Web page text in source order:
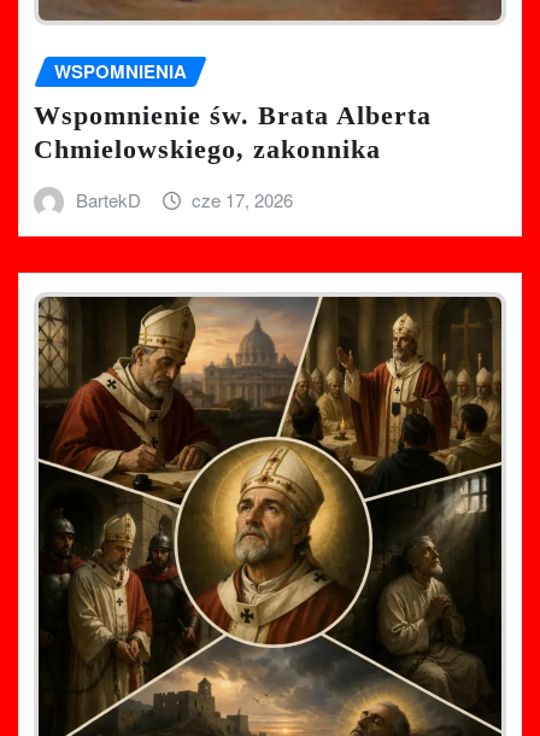
WSPOMNIENIA
Wspomnienie św. Brata Alberta
Chmielowskiego, zakonnika
BartekD cze 17, 2026